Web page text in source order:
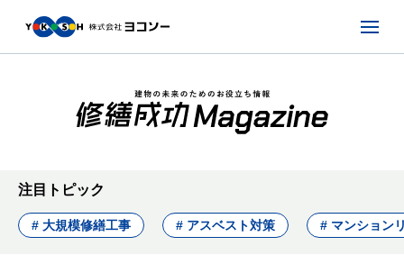
注目トピック
# 大規模修繕工事 # アスベスト対策 # マンション